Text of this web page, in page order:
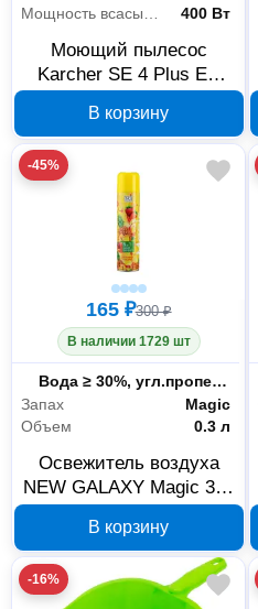
400 Вт
Моющий пылесос
Karcher SE 4 Plus EU
В корзину
-45%
165 ₽300 ₽
В наличии 1729 шт
Состав
Вода ≥ 30%, угл.пропеллент 15-30%, отдушка <5% ТАВ <<5%, консерванты 5%, пропиленгликоль <5%
Запах
Magic
Объем
0.3 л
Освежитель воздуха
NEW GALAXY Magic 300
778-199
В корзину
-16%